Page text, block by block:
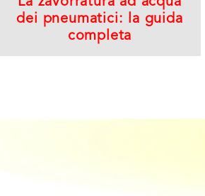
dei pneumatici: la guida
completa